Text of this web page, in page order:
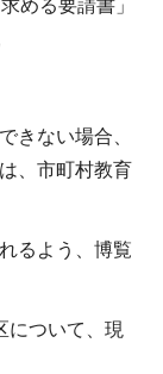
める要請書」
きない場合、
、市町村教育
るよう、博覧
について、現